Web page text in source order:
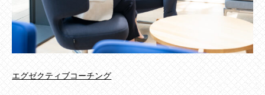
エグゼクティブコーチング